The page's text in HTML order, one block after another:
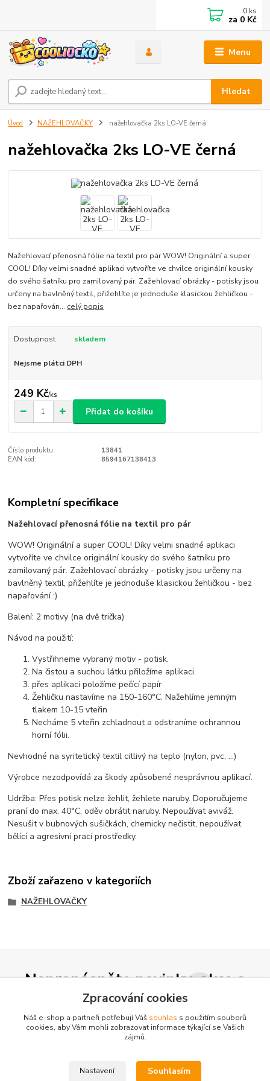
Menu
Hledat
0 ks
za 0 Kč
Úvod NAŽEHLOVAČKY nažehlovačka 2ks LO-VE černá
nažehlovačka 2ks LO-VE černá
Nažehlovací přenosná fólie na textil pro pár WOW! Originální a super
COOL! Díky velmi snadné aplikaci vytvoříte ve chvilce originální kousky
do svého šatníku pro zamilovaný pár. Zažehlovací obrázky - potisky jsou
určeny na bavlněný textil, přižehlíte je jednoduše klasickou žehličkou -
bez napařován... celý popis
Dostupnost skladem
Nejsme plátci DPH
249 Kč/ks
Přidat do košíku
Číslo produktu:
13841
EAN kód:
8594167138413
Kompletní specifikace
Nažehlovací přenosná fólie na textil pro pár
WOW! Originální a super COOL! Díky velmi snadné aplikaci
vytvoříte ve chvilce originální kousky do svého šatníku pro
zamilovaný pár. Zažehlovací obrázky - potisky jsou určeny na
bavlněný textil, přižehlíte je jednoduše klasickou žehličkou - bez
napařování :)
Balení: 2 motivy (na dvě trička)
Návod na použití:
Vystřihneme vybraný motiv - potisk.
Na čistou a suchou látku přiložíme aplikaci.
přes aplikaci položíme pečící papír
Žehličku nastavíme na 150-160°C. Nažehlíme jemným
tlakem 10-15 vteřin
Necháme 5 vteřin zchladnout a odstraníme ochrannou
horní fólii.
Nevhodné na syntetický textil citlivý na teplo (nylon, pvc, ...)
Výrobce nezodpovídá za škody způsobené nesprávnou aplikací.
Udržba: Přes potisk nelze žehlit, žehlete naruby. Doporučujeme
praní do max. 40°C, oděv obrátit naruby. Nepoužívat aviváž.
Nesušit v bubnových sušičkách, chemicky nečistit, nepoužívat
bělící a agresivní prací prostředky.
Zboží zařazeno v kategoriích
NAŽEHLOVAČKY
Nepropásněte novinky, akce a
slevy!
zpracováním osobních údajůza účelem rozesílky newsletteru.
Můžete se kdykoli odhlásit. Zasíláme jednou za 14 dní.
Zpracování cookies
Náš e-shop a partneři potřebují Váš souhlas s použitím souborů
cookies, aby Vám mohli zobrazovat informace týkající se Vašich
zájmů.
Nastavení Souhlasím